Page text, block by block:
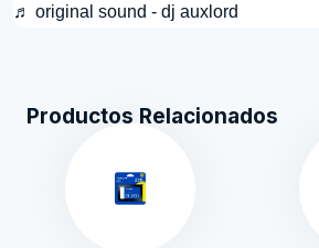
♬ original sound - dj auxlord
Productos Relacionados